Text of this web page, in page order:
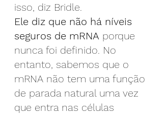
isso, diz Bridle.
Ele diz que não há níveis
seguros de mRNA porque
nunca foi definido. No
entanto, sabemos que o
mRNA não tem uma função
de parada natural uma vez
que entra nas células